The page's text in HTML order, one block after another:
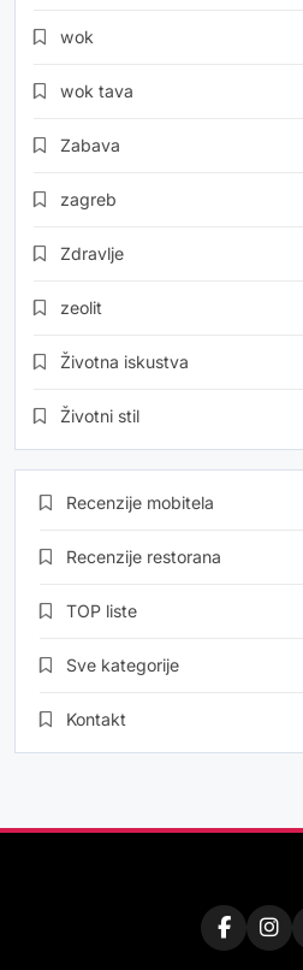
wok
wok tava
Zabava
zagreb
Zdravlje
zeolit
Životna iskustva
Životni stil
Recenzije mobitela
Recenzije restorana
TOP liste
Sve kategorije
Kontakt